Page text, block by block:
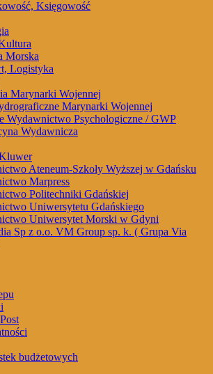
Księgowość
Morska
Logistyka
Marynarki Wojennej
Marynarki Wojennej
Wydawnictwo Psychologiczne / GWP
Wydawnicza
Ateneum-Szkoły Wyższej w Gdańsku
Marpress
Politechniki Gdańskiej
Uniwersytetu Gdańskiego
Uniwersytet Morski w Gdyni
Sp z o.o. VM Group sp. k. ( Grupa Via
budżetowych